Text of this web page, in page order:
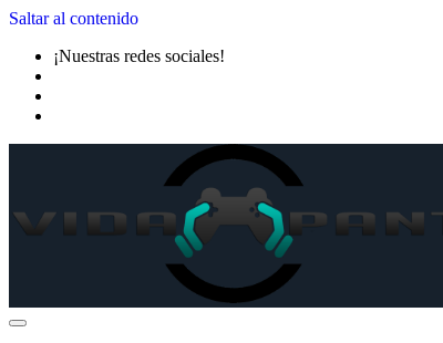
Saltar al contenido
¡Nuestras redes sociales!